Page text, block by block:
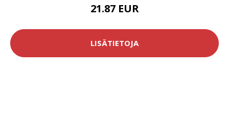
21.87 EUR
LISÄTIETOJA